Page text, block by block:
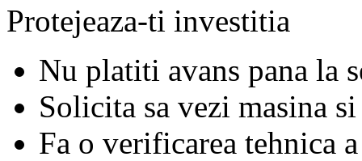
Protejeaza-ti investitia
Nu platiti avans pana la
Solicita sa vezi masina si
Fa o verificarea tehnica